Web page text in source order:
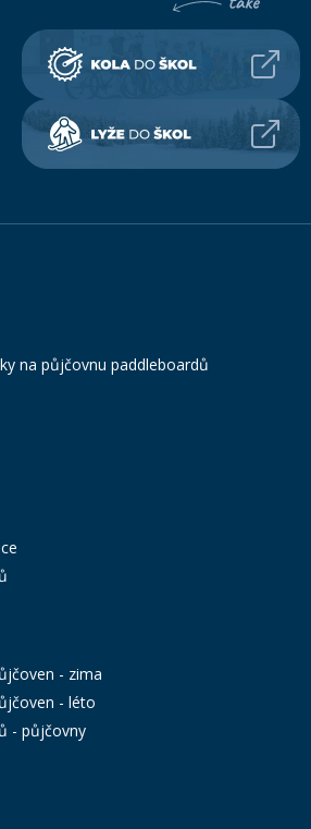
na půjčovnu paddleboardů
- zima
- léto
- půjčovny